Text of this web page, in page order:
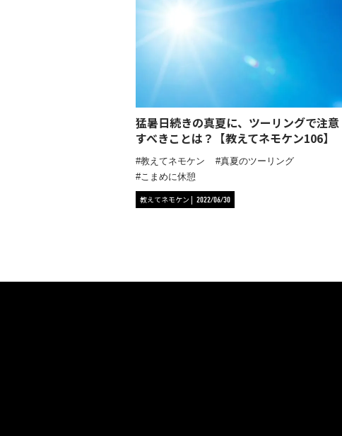
猛暑日続きの真夏に、ツーリングで注意
すべきことは？【教えてネモケン106】
教えてネモケン
真夏のツーリング
こまめに休憩
教えてネモケン 2022/06/30